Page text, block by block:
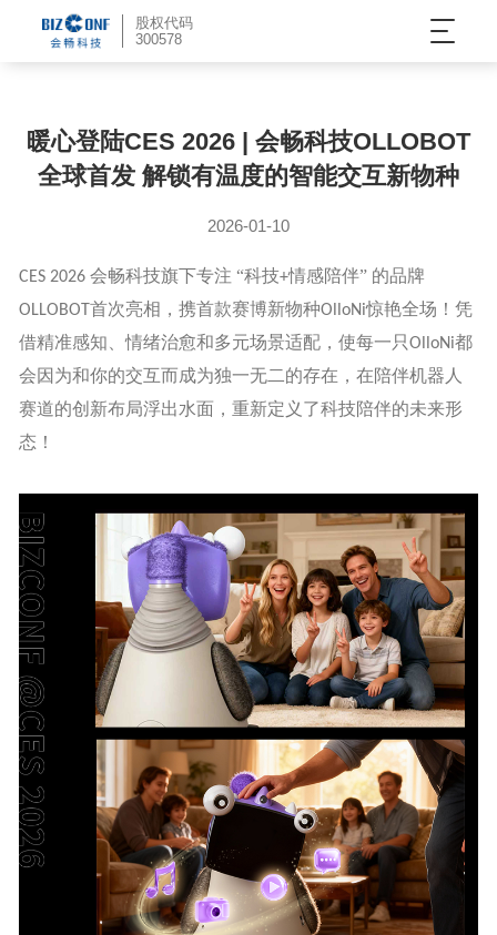
股权代码
300578 公司新闻
暖心登陆CES 2026 | 会畅科技OLLOBOT
全球首发 解锁有温度的智能交互新物种
2026-01-10
CES 2026 会畅科技旗下专注 “科技+情感陪伴” 的品牌
OLLOBOT 首次亮相，携首款赛博新物种OlloNi惊艳全场！凭
借精准感知、情绪治愈和多元场景适配，使每一只OlloNi都
会因为和你的交互而成为独一无二的存在，在陪伴机器人
赛道的创新布局浮出水面，重新定义了科技陪伴的未来形
态！